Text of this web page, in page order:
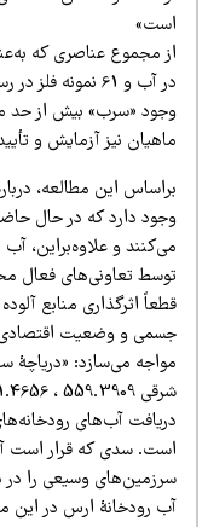
در آب و 61 نمونه فلز
«سرب» بیش از حد مجاز
نیز آزمایش و تأیید
این مطالعه، درباره
دارد که در حال حاضر
و علاوه‌براین، آب این
تعاونی‌های فعال محلی
اثرگذاری منابع آلوده
و وضعیت اقتصادی مردم
می‌سازد: «دریاچۀ سد
آب‌های رودخانه‌های
سدی که قرار است آب
وسیعی را در دو
رودخانۀ ارس در این منطقه